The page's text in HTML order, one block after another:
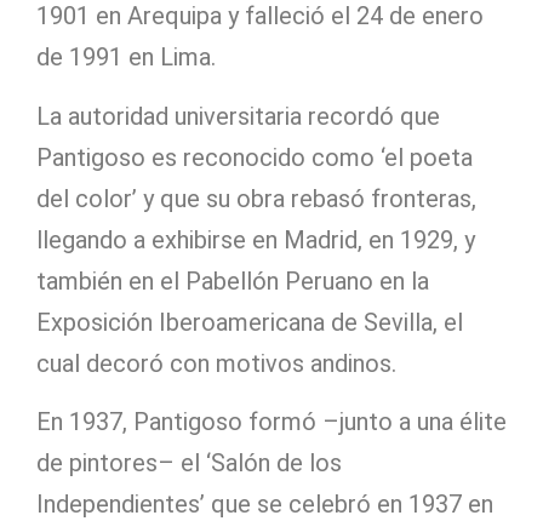
1901 en Arequipa y falleció el 24 de enero
de 1991 en Lima.
La autoridad universitaria recordó que
Pantigoso es reconocido como ‘el poeta
del color’ y que su obra rebasó fronteras,
llegando a exhibirse en Madrid, en 1929, y
también en el Pabellón Peruano en la
Exposición Iberoamericana de Sevilla, el
cual decoró con motivos andinos.
En 1937, Pantigoso formó –junto a una élite
de pintores– el ‘Salón de los
Independientes’ que se celebró en 1937 en